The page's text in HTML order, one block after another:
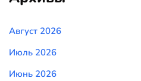
Август 2026
Июль 2026
Июнь 2026